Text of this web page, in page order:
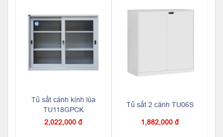
Tủ sắt cánh kính lùa
TU118GPCK
2,022,000 đ
Tủ sắt 2 cánh TU06S
1,882,000 đ